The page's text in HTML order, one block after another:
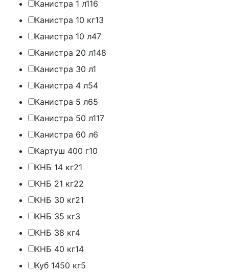
Канистра 1 л116
Канистра 10 кг13
Канистра 10 л47
Канистра 20 л148
Канистра 30 л1
Канистра 4 л54
Канистра 5 л65
Канистра 50 л117
Канистра 60 л6
Картуш 400 г10
КНБ 14 кг21
КНБ 21 кг22
КНБ 30 кг21
КНБ 35 кг3
КНБ 38 кг4
КНБ 40 кг14
Куб 1450 кг5